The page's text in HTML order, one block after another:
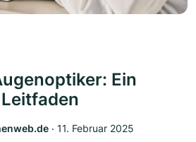
Ein
‧ 11. Februar 2025